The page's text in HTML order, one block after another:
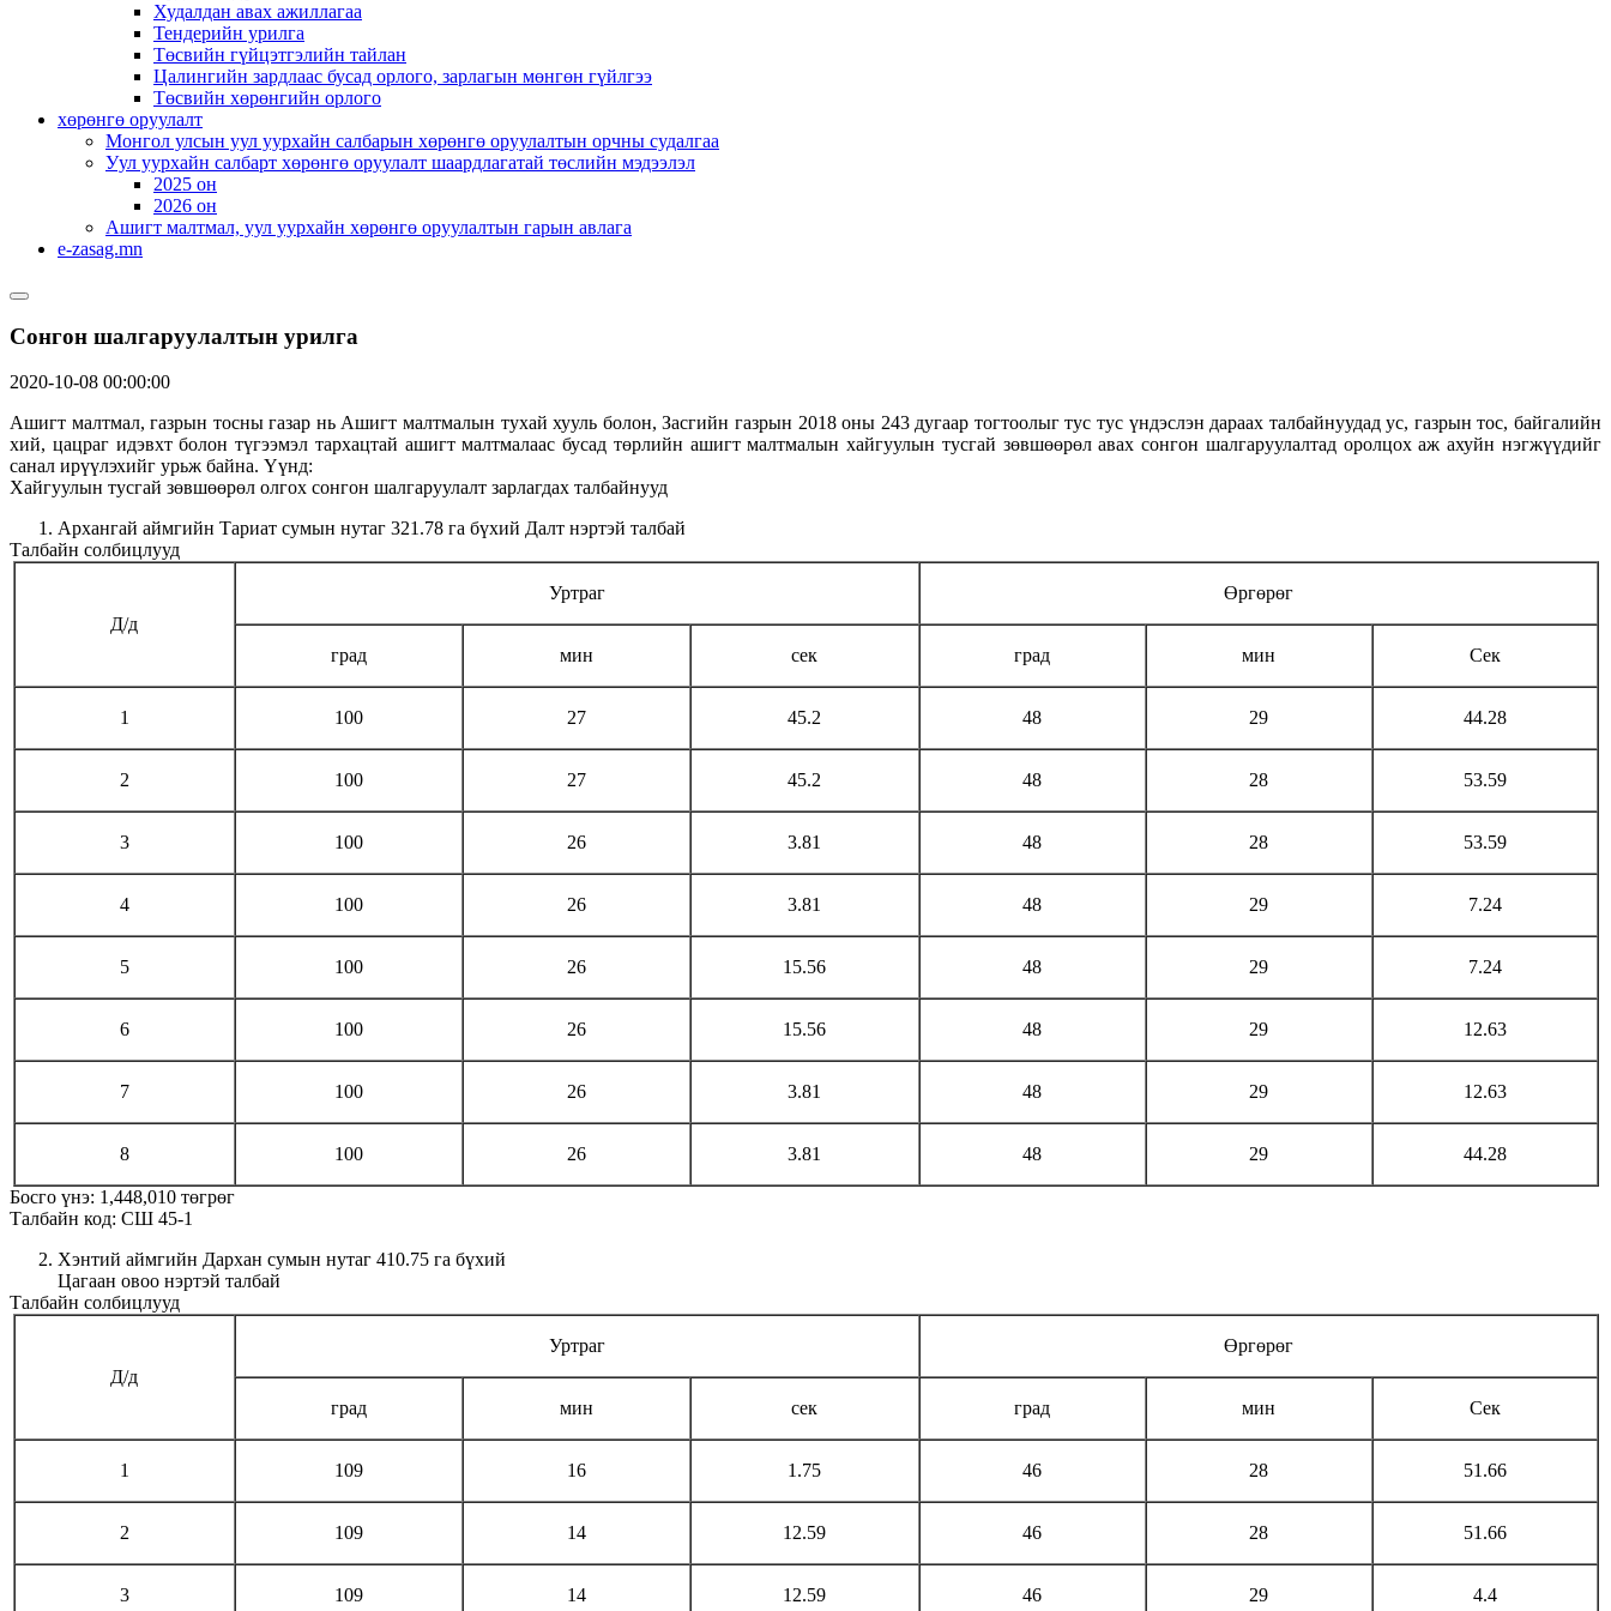
Худалдан авах ажиллагаа
Тендерийн урилга
Төсвийн гүйцэтгэлийн тайлан
Цалингийн зардлаас бусад орлого, зарлагын мөнгөн гүйлгээ
Төсвийн хөрөнгийн орлого
хөрөнгө оруулалт
Монгол улсын уул уурхайн салбарын хөрөнгө оруулалтын орчны судалгаа
Уул уурхайн салбарт хөрөнгө оруулалт шаардлагатай төслийн мэдээлэл
2025 он
2026 он
Ашигт малтмал, уул уурхайн хөрөнгө оруулалтын гарын авлага
e-zasag.mn
Сонгон шалгаруулалтын урилга
2020-10-08 00:00:00
Ашигт малтмал, газрын тосны газар нь Ашигт малтмалын тухай хууль болон, Засгийн газрын 2018 оны 243 дугаар тогтоолыг тус тус үндэслэн дараах талбайнуудад ус, газрын тос, байгалийн
хий, цацраг идэвхт болон түгээмэл тархацтай ашигт малтмалаас бусад төрлийн ашигт малтмалын хайгуулын тусгай зөвшөөрөл авах сонгон шалгаруулалтад оролцох аж ахуйн нэгжүүдийг
санал ирүүлэхийг урьж байна. Үүнд:
Хайгуулын тусгай зөвшөөрөл олгох сонгон шалгаруулалт зарлагдах талбайнууд
Архангай аймгийн Тариат сумын нутаг 321.78 га бүхий Далт нэртэй талбай
Талбайн солбицлууд
Д/д
Уртраг Өргөрөг
град мин сек град мин Сек
1 100 27 45.2 48 29 44.28
2 100 27 45.2 48 28 53.59
3 100 26 3.81 48 28 53.59
4 100 26 3.81 48 29 7.24
5 100 26 15.56 48 29 7.24
6 100 26 15.56 48 29 12.63
7 100 26 3.81 48 29 12.63
8 100 26 3.81 48 29 44.28
Босго үнэ: 1,448,010 төгрөг
Талбайн код: СШ 45-1
Хэнтий аймгийн Дархан сумын нутаг 410.75 га бүхий
Цагаан овоо нэртэй талбай
Талбайн солбицлууд
Д/д
Уртраг Өргөрөг
град мин сек град мин Сек
1 109 16 1.75 46 28 51.66
2 109 14 12.59 46 28 51.66
3 109 14 12.59 46 29 4.4